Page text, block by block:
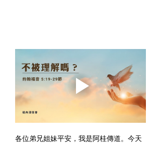
各位弟兄姐妹平安，我是阿桂傳道。今天